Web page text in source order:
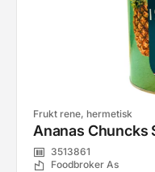
Frukt rene, hermetisk
Ananas Chuncks
3513861
Foodbroker As